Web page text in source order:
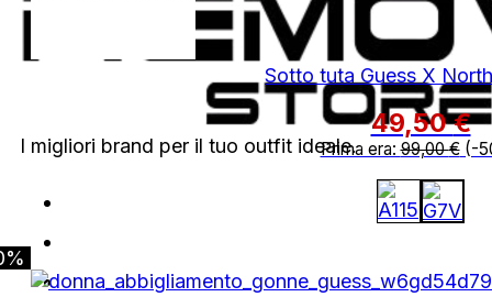
Sotto tuta Guess X
49,50€
Prima era:99,00€(-
I migliori brand per il tuo outfit ideale.